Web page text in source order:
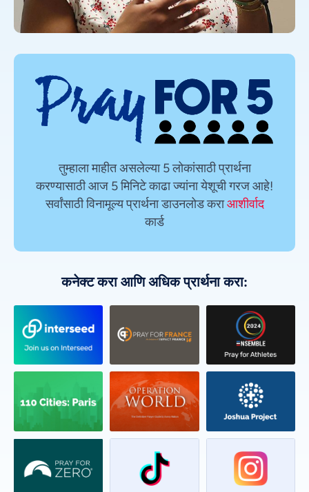
तुम्हाला माहीत असलेल्या 5 लोकांसाठी प्रार्थना
करण्यासाठी आज 5 मिनिटे काढा ज्यांना येशूची गरज आहे!
सर्वांसाठी विनामूल्य प्रार्थना डाउनलोड कराआशीर्वाद
कार्ड
कनेक्ट करा आणि अधिक प्रार्थना करा: